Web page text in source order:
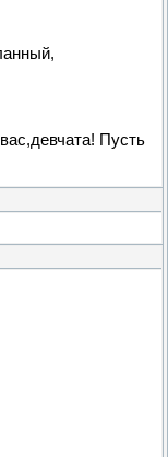
Пусть